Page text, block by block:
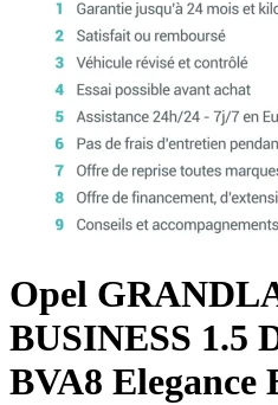
Opel
BUSINESS 1.5
BVA8 Elegance